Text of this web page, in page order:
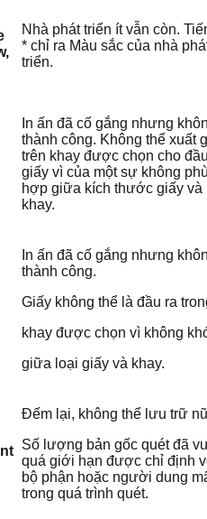
Nhà phát triển ít vẫn còn.
* chỉ ra Màu sắc của nhà
triển.
In ấn đã cố gắng nhưng
thành công. Không thể xuất
trên khay được chọn cho
giấy vì của một sự không
hợp giữa kích thước giấy và
khay.
In ấn đã cố gắng nhưng
thành công.
Giấy không thể là đầu ra
khay được chọn vì không
giữa loại giấy và khay.
Đếm lại, không thể lưu trữ
Số lượng bản gốc quét đã
quá giới hạn được chỉ định
bộ phận hoặc người dung
trong quá trình quét.